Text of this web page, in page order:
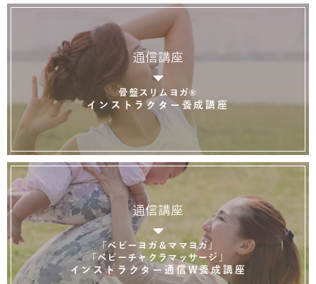
通信講座
骨盤スリムヨガ®
インストラクター養成講座
通信講座
「ベビーヨガ＆ママヨガ」
「ベビーチャクラマッサージ」
インストラクター通信W養成講座